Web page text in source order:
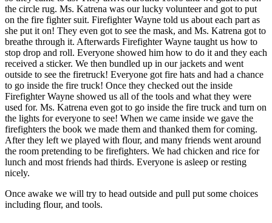
the circle rug. Ms. Katrena was our lucky volunteer and got to put
on the fire fighter suit. Firefighter Wayne told us about each part as
she put it on! They even got to see the mask, and Ms. Katrena got to
breathe through it. Afterwards Firefighter Wayne taught us how to
stop drop and roll. Everyone showed him how to do it and they each
received a sticker. We then bundled up in our jackets and went
outside to see the firetruck! Everyone got fire hats and had a chance
to go inside the fire truck! Once they checked out the inside
Firefighter Wayne showed us all of the tools and what they were
used for. Ms. Katrena even got to go inside the fire truck and turn on
the lights for everyone to see! When we came inside we gave the
firefighters the book we made them and thanked them for coming.
After they left we played with flour, and many friends went around
the room pretending to be firefighters. We had chicken and rice for
lunch and most friends had thirds. Everyone is asleep or resting
nicely.
Once awake we will try to head outside and pull put some choices
including flour, and tools.